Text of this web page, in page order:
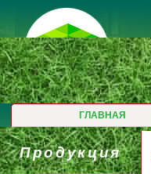
ГЛАВНАЯ
Продукция